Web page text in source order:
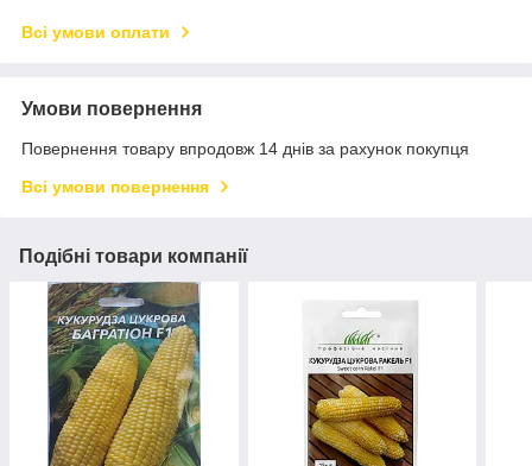
Всі умови оплати
Умови повернення
Повернення товару впродовж 14 днів за рахунок покупця
Всі умови повернення
Подібні товари компанії